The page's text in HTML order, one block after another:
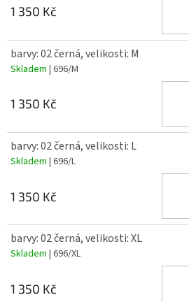
1 350 Kč
barvy: 02 černá, velikosti: M
Skladem | 696/M
1 350 Kč
barvy: 02 černá, velikosti: L
Skladem | 696/L
1 350 Kč
barvy: 02 černá, velikosti: XL
Skladem | 696/XL
1 350 Kč